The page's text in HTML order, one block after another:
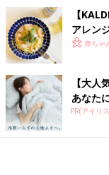
【
アレン
赤ちゃ
【大
あなたに
PR(アイリ